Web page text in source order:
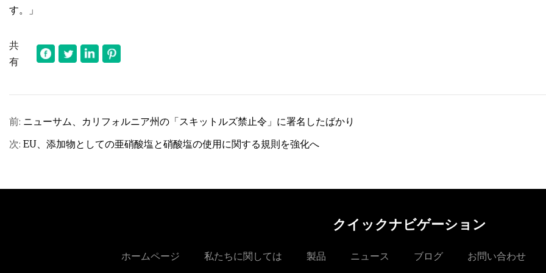
す。」
共
有
前: ニューサム、カリフォルニア州の「スキットルズ禁止令」に署名したばかり
次: EU、添加物としての亜硝酸塩と硝酸塩の使用に関する規則を強化へ
クイックナビゲーション
ホームページ 私たちに関しては 製品 ニュース ブログ お問い合わせ